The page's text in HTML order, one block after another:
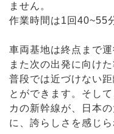
ません。
作業時間は1回40~55
車両基地は終点まで
また次の出発に向け
普段では近づけない
とができます。そし
カの新幹線が、日本
に、誇らしさを感じ